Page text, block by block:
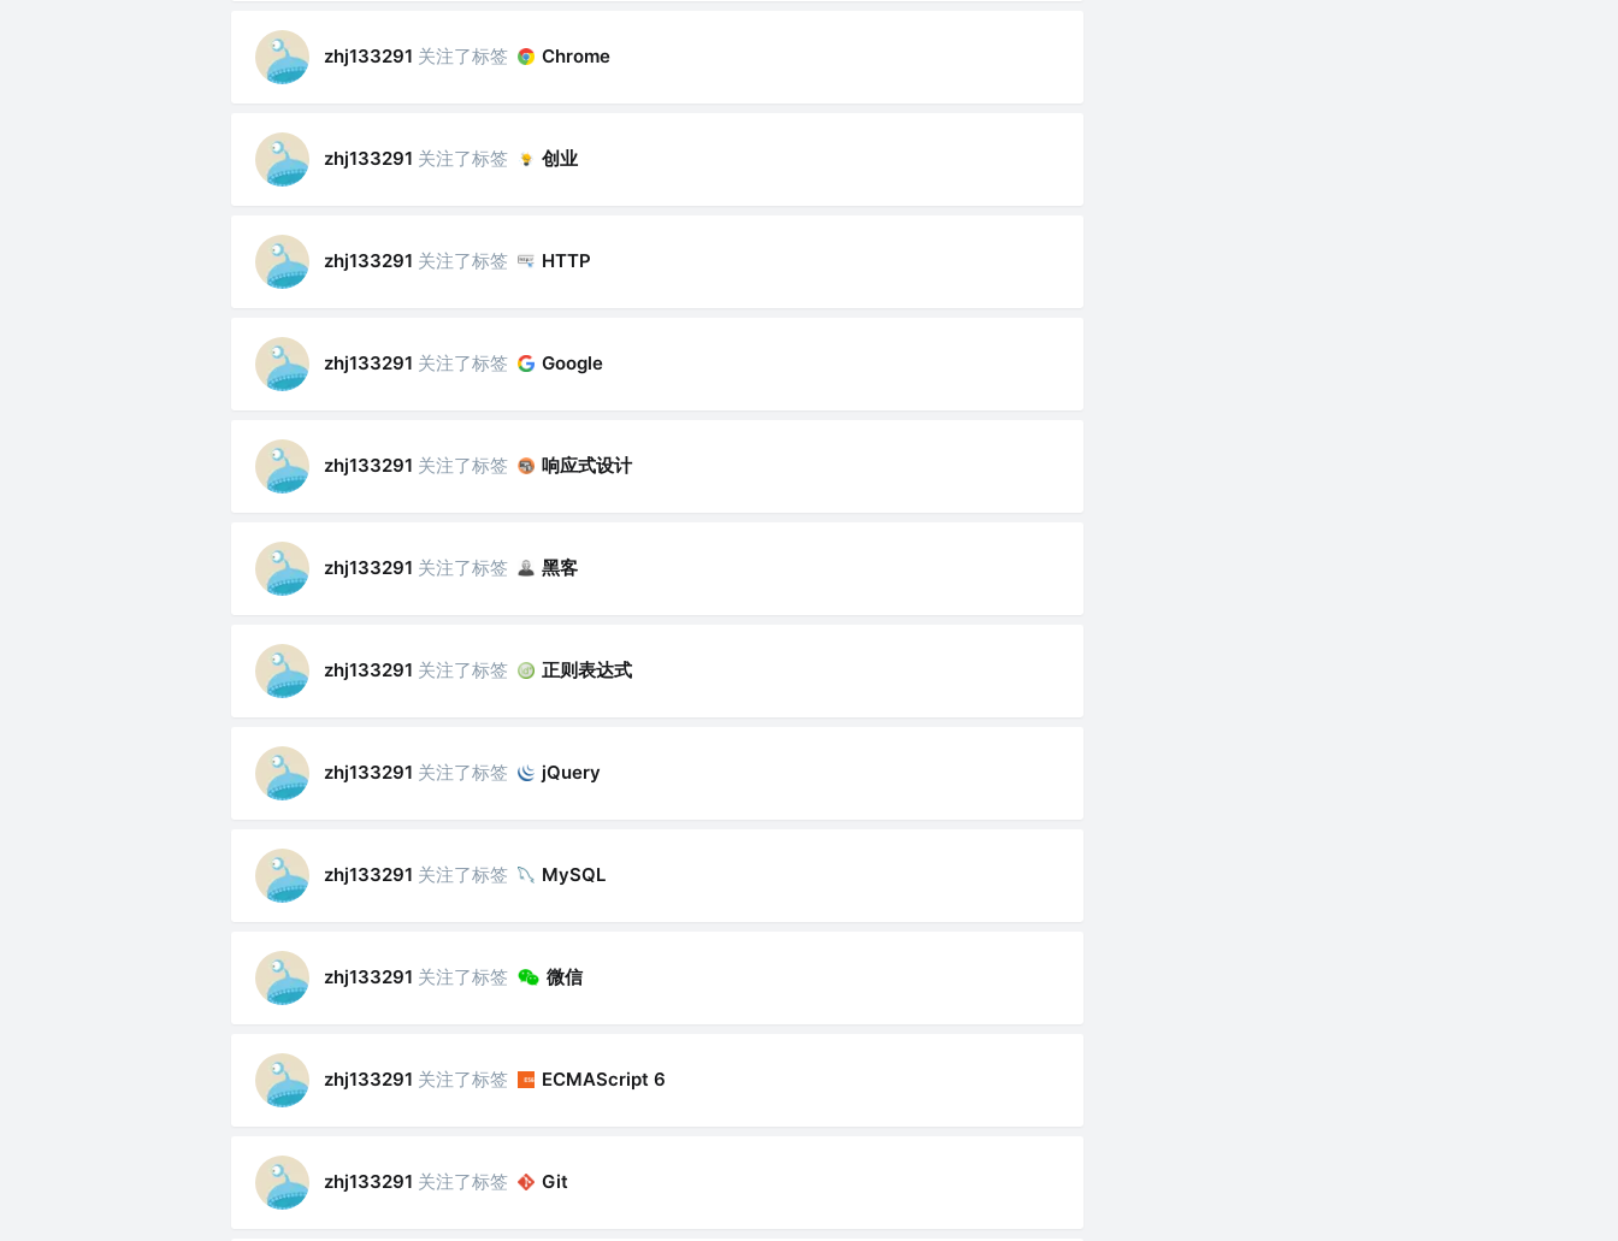
zhj133291 关注了标签 Chrome
zhj133291 关注了标签 创业
zhj133291 关注了标签 HTTP
zhj133291 关注了标签 Google
zhj133291 关注了标签 响应式设计
zhj133291 关注了标签 黑客
zhj133291 关注了标签 正则表达式
zhj133291 关注了标签 jQuery
zhj133291 关注了标签 MySQL
zhj133291 关注了标签 微信
zhj133291 关注了标签 ECMAScript 6
zhj133291 关注了标签 Git